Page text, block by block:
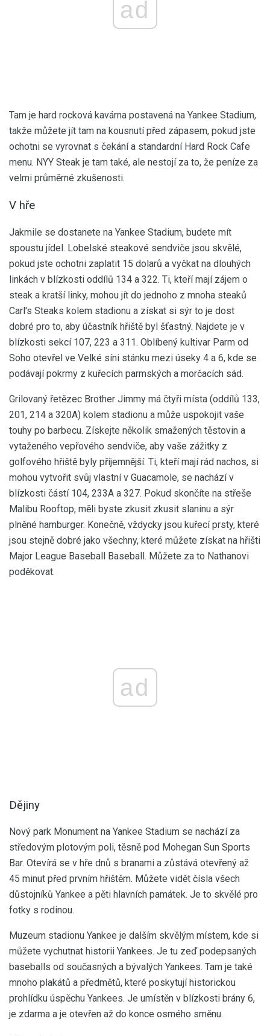
ad
Tam je hard rocková kavárna postavená na Yankee Stadium,
takže můžete jít tam na kousnutí před zápasem, pokud jste
ochotni se vyrovnat s čekání a standardní Hard Rock Cafe
menu. NYY Steak je tam také, ale nestojí za to, že peníze za
velmi průměrné zkušenosti.
V hře
Jakmile se dostanete na Yankee Stadium, budete mít
spoustu jídel. Lobelské steakové sendviče jsou skvělé,
pokud jste ochotni zaplatit 15 dolarů a vyčkat na dlouhých
linkách v blízkosti oddílů 134 a 322. Ti, kteří mají zájem o
steak a kratší linky, mohou jít do jednoho z mnoha steaků
Carl's Steaks kolem stadionu a získat si sýr to je dost
dobré pro to, aby účastník hřiště byl šťastný. Najdete je v
blízkosti sekcí 107, 223 a 311. Oblíbený kultivar Parm od
Soho otevřel ve Velké síni stánku mezi úseky 4 a 6, kde se
podávají pokrmy z kuřecích parmských a morčacích sád.
Grilovaný řetězec Brother Jimmy má čtyři místa (oddílů 133,
201, 214 a 320A) kolem stadionu a může uspokojit vaše
touhy po barbecu. Získejte několik smažených těstovin a
vytaženého vepřového sendviče, aby vaše zážitky z
golfového hřiště byly příjemnější. Ti, kteří mají rád nachos, si
mohou vytvořit svůj vlastní v Guacamole, se nachází v
blízkosti částí 104, 233A a 327. Pokud skončíte na střeše
Malibu Rooftop, měli byste zkusit zkusit slaninu a sýr
plněné hamburger. Konečně, vždycky jsou kuřecí prsty, které
jsou stejně dobré jako všechny, které můžete získat na hřišti
Major League Baseball Baseball. Můžete za to Nathanovi
poděkovat.
ad
Dějiny
Nový park Monument na Yankee Stadium se nachází za
středovým plotovým poli, těsně pod Mohegan Sun Sports
Bar. Otevírá se v hře dnů s branami a zůstává otevřený až
45 minut před prvním hřištěm. Můžete vidět čísla všech
důstojníků Yankee a pěti hlavních památek. Je to skvělé pro
fotky s rodinou.
Muzeum stadionu Yankee je dalším skvělým místem, kde si
můžete vychutnat historii Yankees. Je tu zeď podepsaných
baseballs od současných a bývalých Yankees. Tam je také
mnoho plakátů a předmětů, které poskytují historickou
prohlídku úspěchu Yankees. Je umístěn v blízkosti brány 6,
je zdarma a je otevřen až do konce osmého směnu.